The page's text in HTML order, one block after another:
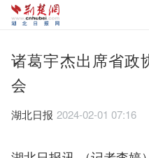
诸葛宇杰出席省政
会
湖北日报 2024-02-01 07:16